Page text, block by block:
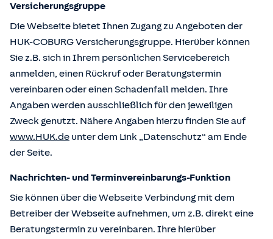
Versicherungsgruppe
Die Webseite bietet Ihnen Zugang zu Angeboten der
HUK-COBURG Versicherungsgruppe. Hierüber können
Sie z.B. sich in Ihrem persönlichen Servicebereich
anmelden, einen Rückruf oder Beratungstermin
vereinbaren oder einen Schadenfall melden. Ihre
Angaben werden ausschließlich für den jeweiligen
Zweck genutzt. Nähere Angaben hierzu finden Sie auf
www.HUK.de unter dem Link „Datenschutz“ am Ende
der Seite.
Nachrichten- und Terminvereinbarungs-Funktion
Sie können über die Webseite Verbindung mit dem
Betreiber der Webseite aufnehmen, um z.B. direkt eine
Beratungstermin zu vereinbaren. Ihre hierüber